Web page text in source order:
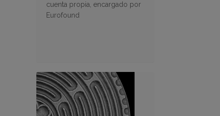
cuenta propia, encargado por
Eurofound